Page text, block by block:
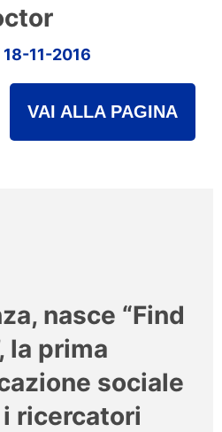
18-11-2016
VAI ALLA PAGINA
nasce “Find
la prima
sociale
i ricercatori